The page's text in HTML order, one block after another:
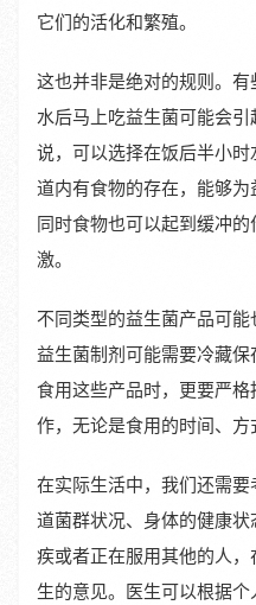
它们的活化和繁殖。
这也并非是绝对的规则。
水后马上吃益生菌可能会
说，可以选择在饭后半小
道内有食物的存在，能够为
同时食物也可以起到缓冲
激。
不同类型的益生菌产品可
益生菌制剂可能需要冷藏
食用这些产品时，更要严
作，无论是食用的时间、方
在实际生活中，我们还需
道菌群状况、身体的健康
疾或者正在服用其他的人
生的意见。医生可以根据